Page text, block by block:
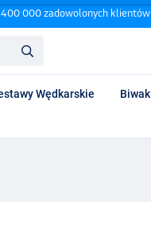
400 000 zadowolonych klientów
Wędkarskie Biwak